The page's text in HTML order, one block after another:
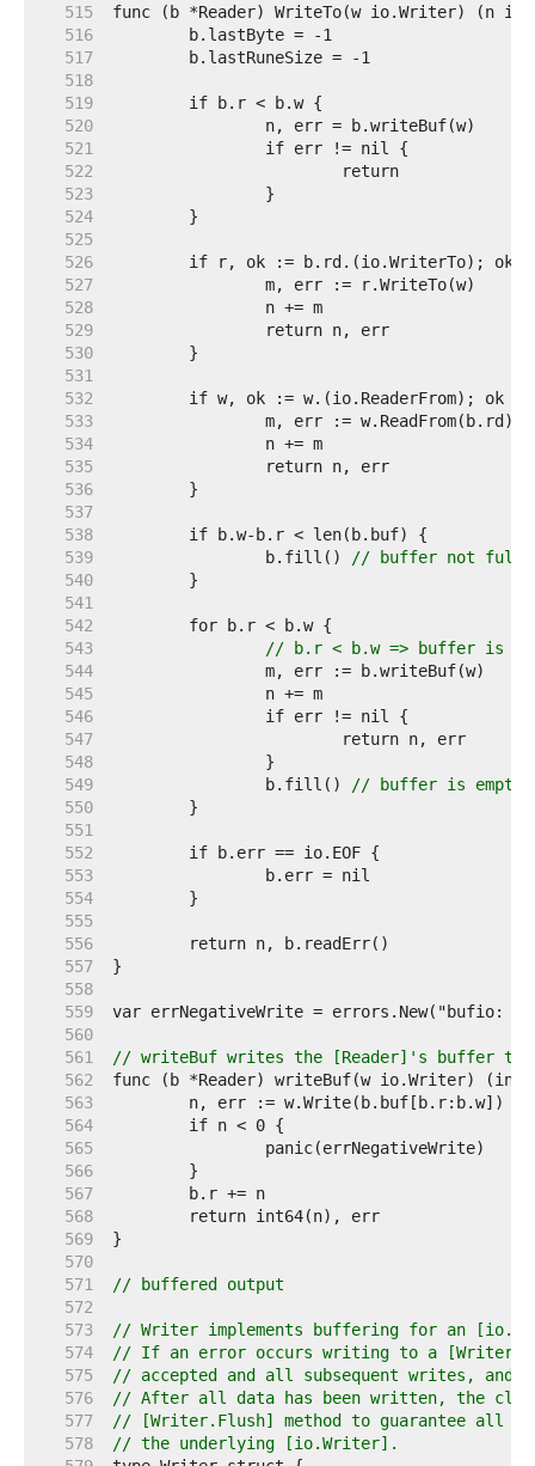
   515
   516
   517
   518
   519
   520
   521
   522
   523
   524
   525
   526
   527
   528
   529
   530
   531
   532
   533
   534
   535
   536
   537
   538
   539
		b.fill()
// buffer not full
   540
   541
   542
   543
// b.r < b.w => buffer is
   544
   545
   546
   547
   548
   549
		b.fill()
// buffer is empty
   550
   551
   552
   553
   554
   555
   556
   557
   558
   559
   560
   561
// writeBuf writes the [Reader]'s buffer to
   562
   563
   564
   565
   566
   567
   568
   569
   570
   571
// buffered output
   572
   573
// Writer implements buffering for an
   574
// If an error occurs writing to a [Writer],
   575
// accepted and all subsequent writes,
   576
// After all data has been written, the
   577
// [Writer.Flush] method to guarantee all
   578
// the underlying [io.Writer].